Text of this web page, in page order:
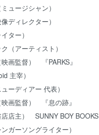
ュージシャン）
ディレクター）
イター）
（アーティスト）
画監督） 『PARKS』
主宰）
ーディアー 代表）
画監督） 『息の跡』
店主） SUNNY BOY BOOKS
ガーソングライター）